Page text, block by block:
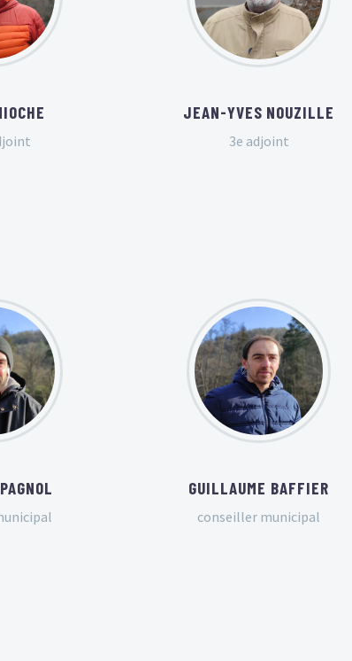
JEAN-YVES NOUZILLE
3e adjoint
GUILLAUME BAFFIER
conseiller municipal